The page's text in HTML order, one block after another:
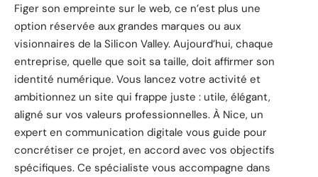
Figer son empreinte sur le web, ce n’est plus une
option réservée aux grandes marques ou aux
visionnaires de la Silicon Valley. Aujourd’hui, chaque
entreprise, quelle que soit sa taille, doit affirmer son
identité numérique. Vous lancez votre activité et
ambitionnez un site qui frappe juste : utile, élégant,
aligné sur vos valeurs professionnelles. À Nice, un
expert en communication digitale vous guide pour
concrétiser ce projet, en accord avec vos objectifs
spécifiques. Ce spécialiste vous accompagne dans